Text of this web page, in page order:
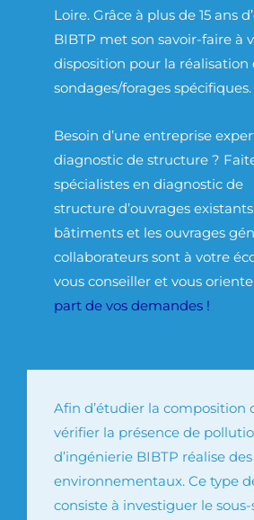
Loire. Grâce à plus de 15 ans
BIBTP met son savoir-faire à
disposition pour la réalisation
sondages/forages spécifiques.
Besoin d’une entreprise
diagnostic de structure ?
spécialistes en diagnostic de
structure d’ouvrages
bâtiments et les ouvrages
collaborateurs sont à votre
vous conseiller et vous
part de vos demandes !
Afin d’étudier la composition
vérifier la présence de
d’ingénierie BIBTP réalise
environnementaux. Ce type
consiste à investiguer le